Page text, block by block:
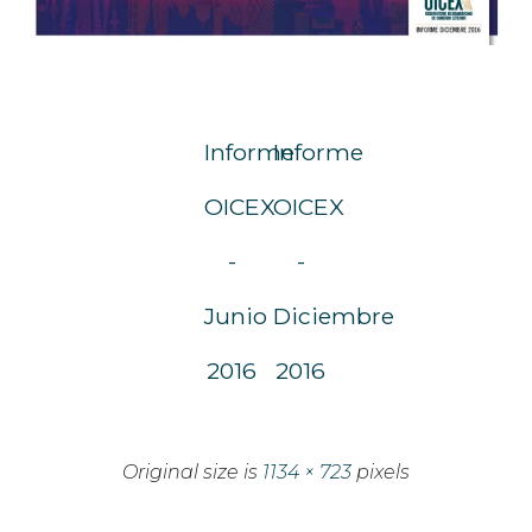
Informe
OICEX
-
Junio
2016
Informe
OICEX
-
Diciembre
2016
Original size is 1134 × 723 pixels